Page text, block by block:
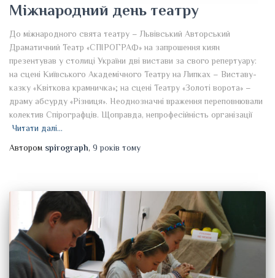
Міжнародний день театру
До міжнародного свята театру – Львівський Авторський
Драматичний Театр «СПІРОГРАФ» на запрошення киян
презентував у столиці України дві вистави за свого репертуару:
на сцені Київського Академічного Театру на Липках – Виставу-
казку «Квіткова крамничка»; на сцені Театру «Золоті ворота» –
драму абсурду «Різниця». Неоднозначні враження переповнювали
колектив Спірографців. Щоправда, непрофесійність організації
Читати далі…
Автором spirograph, 9 років тому